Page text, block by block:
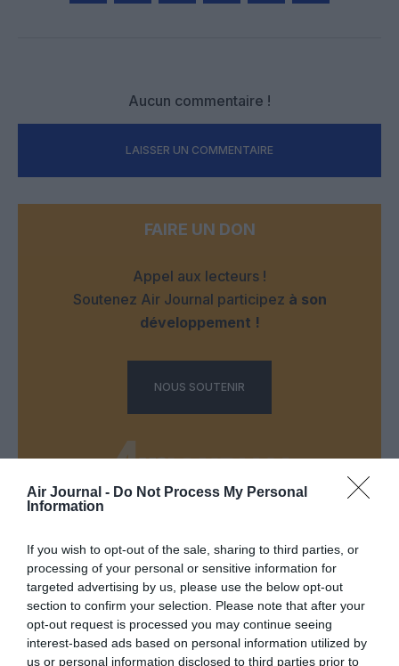
Air Journal - Do Not Process My Personal
Information
If you wish to opt-out of the sale, sharing to third parties, or
processing of your personal or sensitive information for
targeted advertising by us, please use the below opt-out
section to confirm your selection. Please note that after your
opt-out request is processed you may continue seeing
interest-based ads based on personal information utilized by
us or personal information disclosed to third parties prior to
Aucun commentaire !
LAISSER UN COMMENTAIRE
FAIRE UN DON
Appel aux lecteurs !
Soutenez Air Journal participez à son
développement !
NOUS SOUTENIR
CG59 a commenté l'article :
Un enfant refuse sa ceinture : un vol Porter Airlines
annulé au Canada